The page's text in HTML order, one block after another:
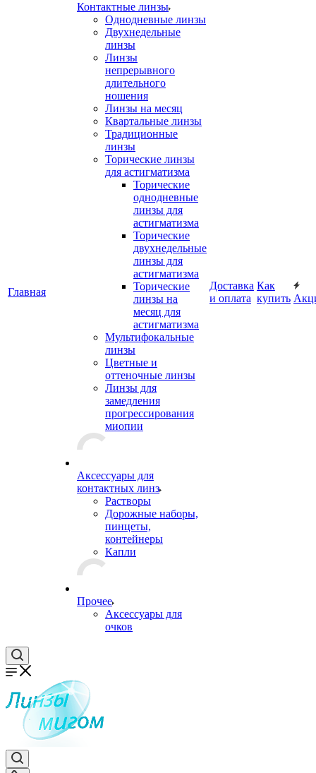
Главная
Контактные линзы
Однодневные линзы
Двухнедельные
линзы
Линзы
непрерывного
длительного
ношения
Линзы на месяц
Квартальные линзы
Традиционные
линзы
Торические линзы
для астигматизма
Торические
однодневные
линзы для
астигматизма
Торические
двухнедельные
линзы для
астигматизма
Торические
линзы на
месяц для
астигматизма
Мультифокальные
линзы
Цветные и
оттеночные линзы
Линзы для
замедления
прогрессирования
миопии
Аксессуары для
контактных линз
Растворы
Дорожные наборы,
пинцеты,
контейнеры
Капли
Прочее
Аксессуары для
очков
Доставка
и оплата
Как
купить